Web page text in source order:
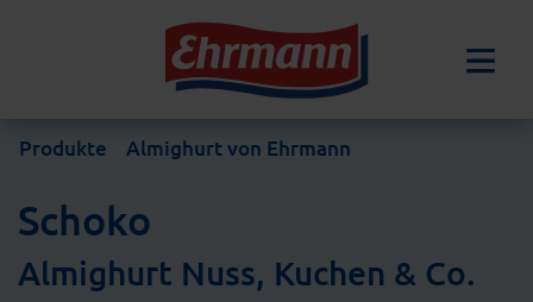
Produkte Almighurt von Ehrmann
Schoko
Almighurt Nuss, Kuchen & Co.